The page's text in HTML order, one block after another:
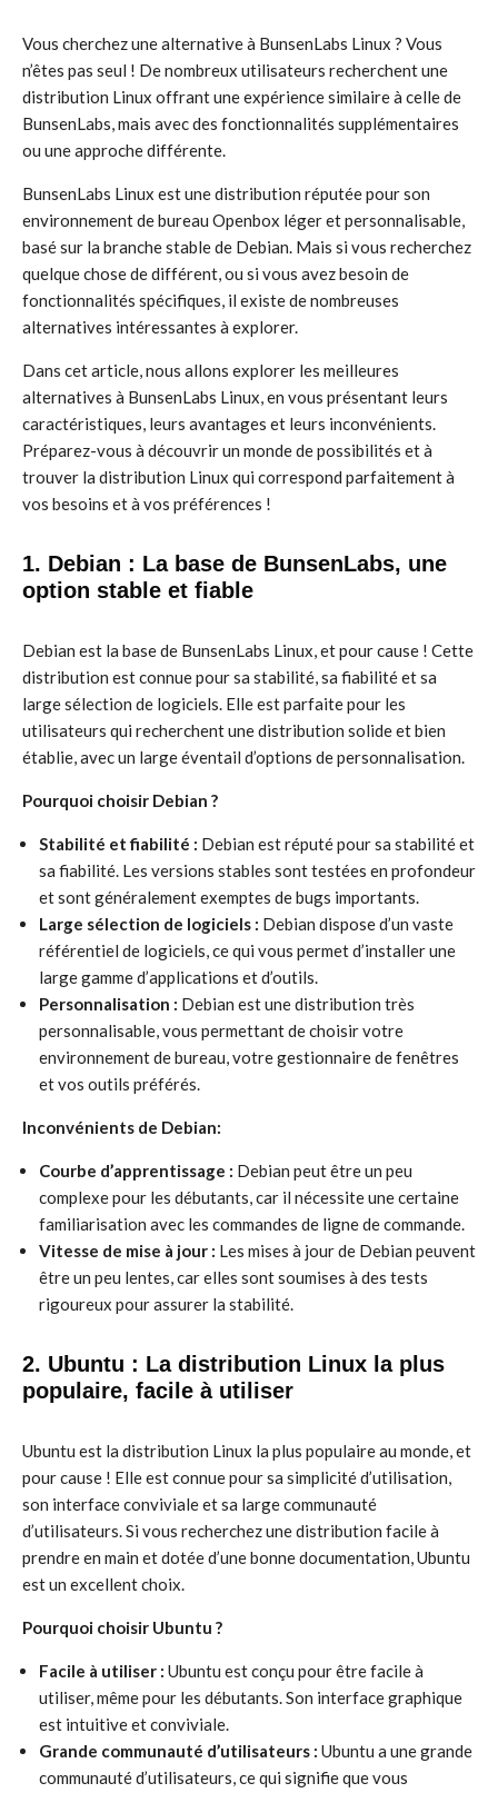
Vous cherchez une alternative à BunsenLabs Linux ? Vous
n’êtes pas seul ! De nombreux utilisateurs recherchent une
distribution Linux offrant une expérience similaire à celle de
BunsenLabs, mais avec des fonctionnalités supplémentaires
ou une approche différente.
BunsenLabs Linux est une distribution réputée pour son
environnement de bureau Openbox léger et personnalisable,
basé sur la branche stable de Debian. Mais si vous recherchez
quelque chose de différent, ou si vous avez besoin de
fonctionnalités spécifiques, il existe de nombreuses
alternatives intéressantes à explorer.
Dans cet article, nous allons explorer les meilleures
alternatives à BunsenLabs Linux, en vous présentant leurs
caractéristiques, leurs avantages et leurs inconvénients.
Préparez-vous à découvrir un monde de possibilités et à
trouver la distribution Linux qui correspond parfaitement à
vos besoins et à vos préférences !
1. Debian : La base de BunsenLabs, une
option stable et fiable
Debian est la base de BunsenLabs Linux, et pour cause ! Cette
distribution est connue pour sa stabilité, sa fiabilité et sa
large sélection de logiciels. Elle est parfaite pour les
utilisateurs qui recherchent une distribution solide et bien
établie, avec un large éventail d’options de personnalisation.
Pourquoi choisir Debian ?
Stabilité et fiabilité : Debian est réputé pour sa stabilité et
sa fiabilité. Les versions stables sont testées en profondeur
et sont généralement exemptes de bugs importants.
Large sélection de logiciels : Debian dispose d’un vaste
référentiel de logiciels, ce qui vous permet d’installer une
large gamme d’applications et d’outils.
Personnalisation : Debian est une distribution très
personnalisable, vous permettant de choisir votre
environnement de bureau, votre gestionnaire de fenêtres
et vos outils préférés.
Inconvénients de Debian:
Courbe d’apprentissage : Debian peut être un peu
complexe pour les débutants, car il nécessite une certaine
familiarisation avec les commandes de ligne de commande.
Vitesse de mise à jour : Les mises à jour de Debian peuvent
être un peu lentes, car elles sont soumises à des tests
rigoureux pour assurer la stabilité.
2. Ubuntu : La distribution Linux la plus
populaire, facile à utiliser
Ubuntu est la distribution Linux la plus populaire au monde, et
pour cause ! Elle est connue pour sa simplicité d’utilisation,
son interface conviviale et sa large communauté
d’utilisateurs. Si vous recherchez une distribution facile à
prendre en main et dotée d’une bonne documentation, Ubuntu
est un excellent choix.
Pourquoi choisir Ubuntu ?
Facile à utiliser : Ubuntu est conçu pour être facile à
utiliser, même pour les débutants. Son interface graphique
est intuitive et conviviale.
Grande communauté d’utilisateurs : Ubuntu a une grande
communauté d’utilisateurs, ce qui signifie que vous